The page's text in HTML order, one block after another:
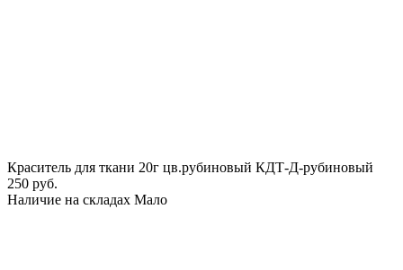
Краситель для ткани 20г цв.рубиновый КДТ-Д-рубиновый
250 руб.
Наличие на складах Мало